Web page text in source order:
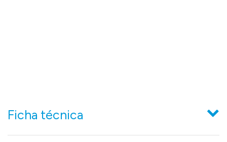
Ficha técnica